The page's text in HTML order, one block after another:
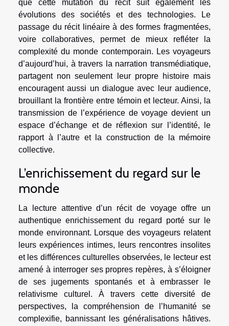
que cette mutation du récit suit également les
évolutions des sociétés et des technologies. Le
passage du récit linéaire à des formes fragmentées,
voire collaboratives, permet de mieux refléter la
complexité du monde contemporain. Les voyageurs
d’aujourd’hui, à travers la narration transmédiatique,
partagent non seulement leur propre histoire mais
encouragent aussi un dialogue avec leur audience,
brouillant la frontière entre témoin et lecteur. Ainsi, la
transmission de l’expérience de voyage devient un
espace d’échange et de réflexion sur l’identité, le
rapport à l’autre et la construction de la mémoire
collective.
L’enrichissement du regard sur le
monde
La lecture attentive d’un récit de voyage offre un
authentique enrichissement du regard porté sur le
monde environnant. Lorsque des voyageurs relatent
leurs expériences intimes, leurs rencontres insolites
et les différences culturelles observées, le lecteur est
amené à interroger ses propres repères, à s’éloigner
de ses jugements spontanés et à embrasser le
relativisme culturel. À travers cette diversité de
perspectives, la compréhension de l’humanité se
complexifie, bannissant les généralisations hâtives.